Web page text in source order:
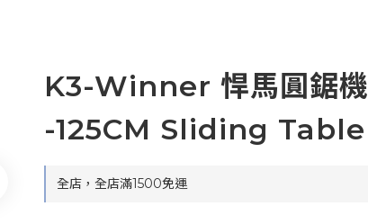
K3-Winner 悍馬圓鋸機
-125CM Sliding Table
全店，全店滿1500免運